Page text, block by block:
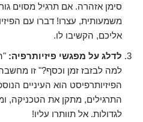
סימן אזהרה. אם תרגיל מסוים
משמעותית, עצרו! דברו עם
אליכם, הקשיבו לו.
לדלג על מפגשי פיזיותרפיה:
למה לבזבז זמן וכסף?" זו
הפיזיותרפיסט הוא העיניים
התרגילים, מתקן את הטכניקה,
לגדולות. אל תוותרו עליו!